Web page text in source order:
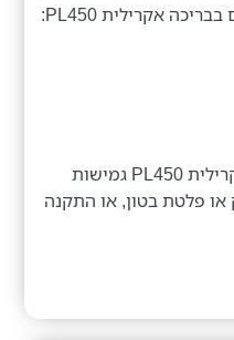
אפשרויות ההתקנה של בריכה אקרילית PL450 גמישות
או פלטת בטון, או התקנה